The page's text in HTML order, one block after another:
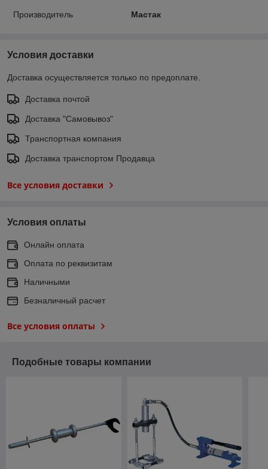
Производитель Мастак
Условия доставки
Доставка осуществляется только по предоплате.
Доставка почтой
Доставка "Самовывоз"
Транспортная компания
Доставка транспортом Продавца
Все условия доставки
Условия оплаты
Онлайн оплата
Оплата по реквизитам
Наличными
Безналичный расчет
Все условия оплаты
Подобные товары компании